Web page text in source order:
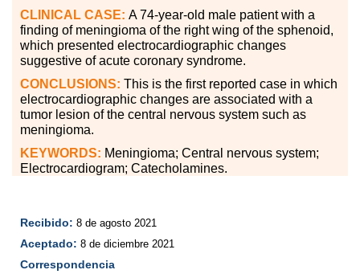
CLINICAL CASE: A 74-year-old male patient with a
finding of meningioma of the right wing of the sphenoid,
which presented electrocardiographic changes
suggestive of acute coronary syndrome.
CONCLUSIONS: This is the first reported case in which
electrocardiographic changes are associated with a
tumor lesion of the central nervous system such as
meningioma.
KEYWORDS: Meningioma; Central nervous system;
Electrocardiogram; Catecholamines.
Recibido: 8 de agosto 2021
Aceptado: 8 de diciembre 2021
Correspondencia